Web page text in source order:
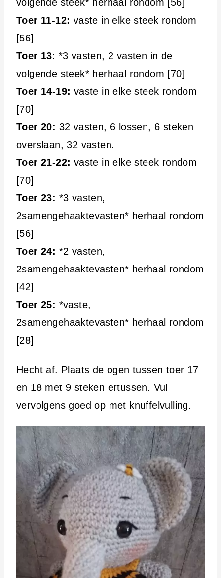
volgende steek* herhaal rondom [56]
Toer 11-12: vaste in elke steek rondom
[56]
Toer 13: *3 vasten, 2 vasten in de
volgende steek* herhaal rondom [70]
Toer 14-19: vaste in elke steek rondom
[70]
Toer 20: 32 vasten, 6 lossen, 6 steken
overslaan, 32 vasten.
Toer 21-22: vaste in elke steek rondom
[70]
Toer 23: *3 vasten,
2samengehaaktevasten* herhaal rondom
[56]
Toer 24: *2 vasten,
2samengehaaktevasten* herhaal rondom
[42]
Toer 25: *vaste,
2samengehaaktevasten* herhaal rondom
[28]
Hecht af. Plaats de ogen tussen toer 17
en 18 met 9 steken ertussen. Vul
vervolgens goed op met knuffelvulling.